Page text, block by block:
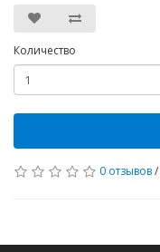
Количество
0 отзывов/